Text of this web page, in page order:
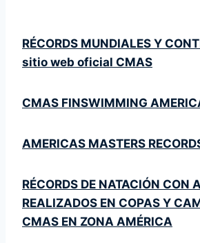
RÉCORDS MUNDIALES Y
sitio web oficial CMAS
CMAS FINSWIMMING
AMERICAS MASTERS
RÉCORDS DE NATACIÓN CON
REALIZADOS EN COPAS Y
CMAS EN ZONA AMÉRICA